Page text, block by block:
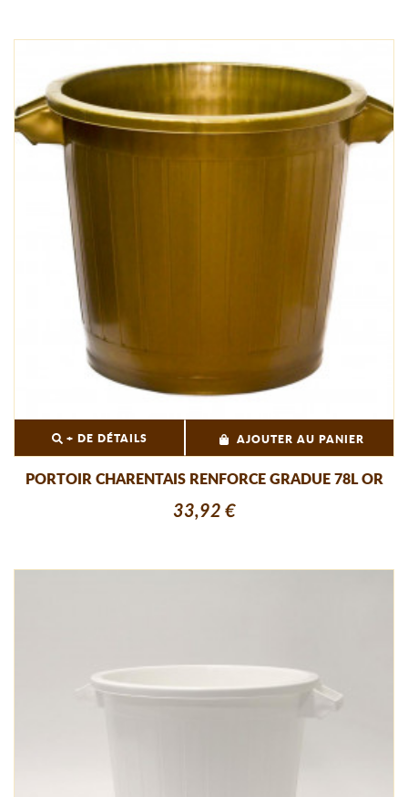
+ DE DÉTAILS AJOUTER AU PANIER
PORTOIR CHARENTAIS RENFORCE GRADUE 78L OR
33,92 €